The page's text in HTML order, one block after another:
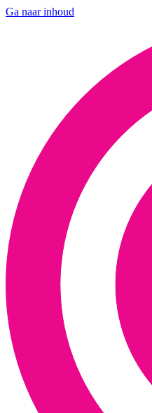
Ga naar inhoud